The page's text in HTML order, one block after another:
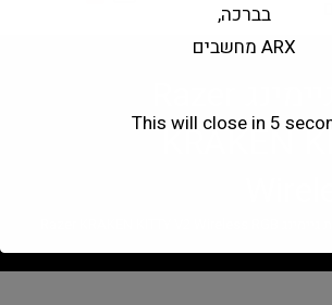
KRAKEN
בברכה,
ARX מחשבים
This will close in 5